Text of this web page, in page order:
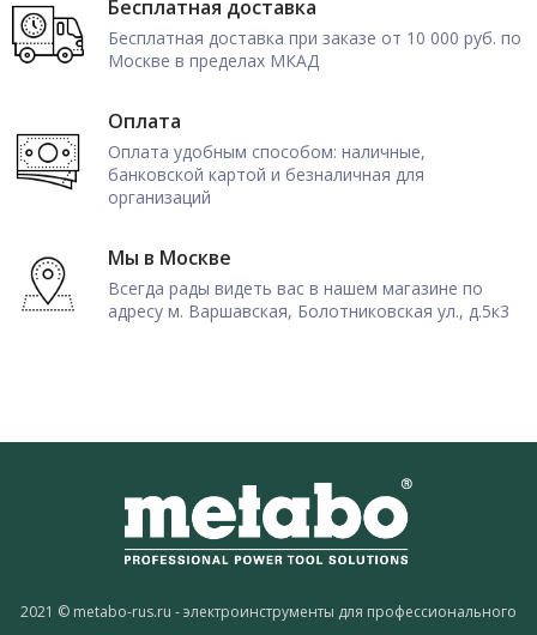
Бесплатная доставка
Бесплатная доставка при заказе от 10 000 руб. по
Москве в пределах МКАД
Оплата
Оплата удобным способом: наличные,
банковской картой и безналичная для
организаций
Мы в Москве
Всегда рады видеть вас в нашем магазине по
адресу м. Варшавская, Болотниковская ул., д.5к3
2021 © metabo-rus.ru - электроинструменты для профессионального